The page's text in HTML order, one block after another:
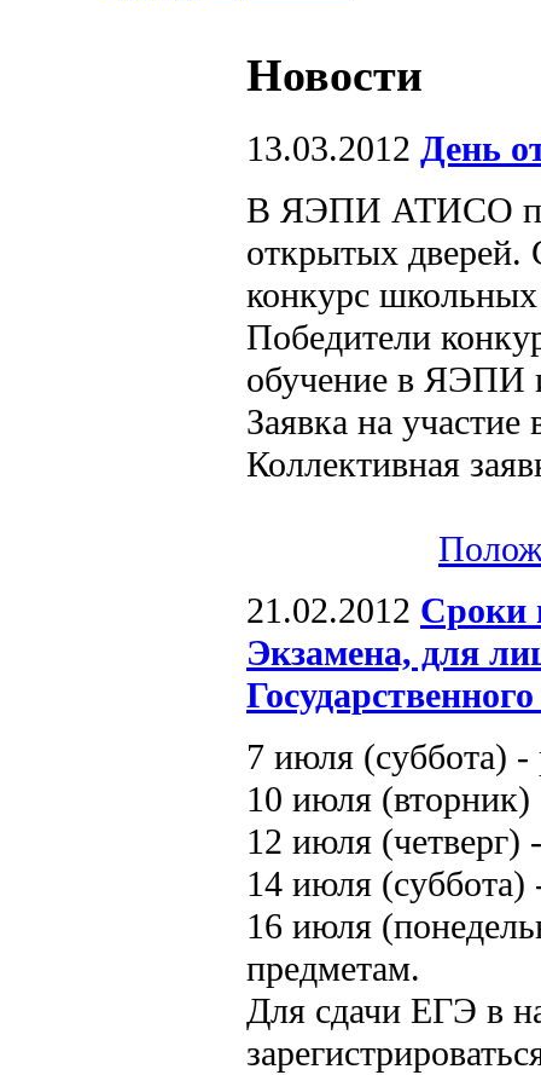
Новости
13.03.2012 День
В ЯЭПИ АТИСО
открытых дверей.
конкурс
Победители
обучение в ЯЭПИ
Заявка на
Коллективная
21.02.2012 Сроки
Экзамена, для
7 июля (суббота)
10 июля
12 июля
14 июля
16 июля
предметам.
Для сдачи ЕГЭ в